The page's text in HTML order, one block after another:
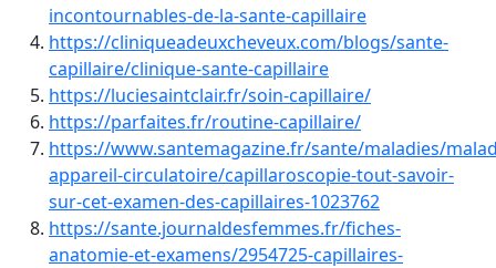
incontournables-de-la-sante-capillaire
https://cliniqueadeuxcheveux.com/blogs/sante-
capillaire/clinique-sante-capillaire
https://luciesaintclair.fr/soin-capillaire/
https://parfaites.fr/routine-capillaire/
https://www.santemagazine.fr/sante/maladies/
appareil-circulatoire/capillaroscopie-tout-savoir-
sur-cet-examen-des-capillaires-1023762
https://sante.journaldesfemmes.fr/fiches-
anatomie-et-examens/2954725-capillaires-